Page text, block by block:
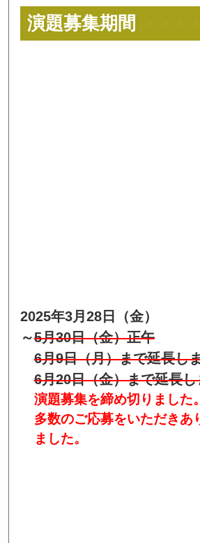
演題募集期間
2025年3月28日（金）
～5月30日（金）正午
6月9日（月）まで延長し
6月20日（金）まで延長
演題募集を締め切りました。
多数のご応募をいただきあ
ました。